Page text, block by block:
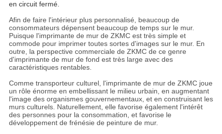
en circuit fermé.
Afin de faire l'intérieur plus personnalisé, beaucoup de
consommateurs dépensent beaucoup de temps sur le mur.
Puisque l'imprimante de mur de ZKMC est très simple et
commode pour imprimer toutes sortes d'images sur le mur. En
outre, la perspective commerciale de ZKMC de ce genre
d'imprimante de mur de fond est très large avec des
caractéristiques rentables.
Comme transporteur culturel, l'imprimante de mur de ZKMC joue
un rôle énorme en embellissant le milieu urbain, en augmentant
l'image des organismes gouvernementaux, et en construisant les
murs culturels. Naturellement, elle favorise également l'intérêt
des personnes pour la consommation, et favorise le
développement de frénésie de peinture de mur.